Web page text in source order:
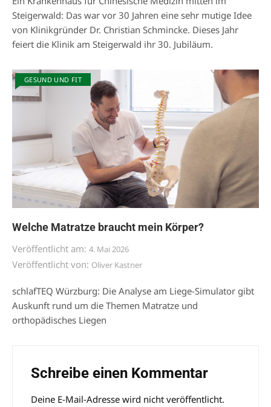
Steigerwald: Das war vor 30 Jahren eine sehr mutige Idee
von Klinikgründer Dr. Christian Schmincke. Dieses Jahr
feiert die Klinik am Steigerwald ihr 30. Jubiläum.
GESUND UND FIT
Welche Matratze braucht mein Körper?
Veröffentlicht am: 4. Mai 2026
Veröffentlicht von: Oliver Kastner
schlafTEQ Würzburg: Die Analyse am Liege-Simulator gibt
Auskunft rund um die Themen Matratze und
orthopädisches Liegen
Schreibe einen Kommentar
Deine E-Mail-Adresse wird nicht veröffentlicht.
Alternative: